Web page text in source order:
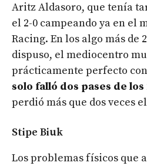
Aritz Aldasoro, que tenía
el 2-0 campeando ya en el
Racing. En los algo más de
dispuso, el mediocentro
prácticamente perfecto
solo falló dos pases de los
perdió más que dos veces
Stipe Biuk
Los problemas físicos que